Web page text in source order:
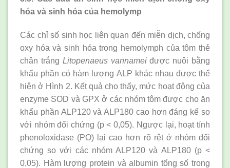
hóa và sinh hóa của hemolymp
Các chỉ số sinh học liên quan đến miễn dịch, chống
oxy hóa và sinh hóa trong hemolymph của tôm thẻ
chân trắng Litopenaeus vannameiđược nuôi bằng
khẩu phần có hàm lượng ALP khác nhau được thể
hiện ở Hình 2. Kết quả cho thấy, mức hoạt động của
enzyme SOD và GPX ở các nhóm tôm được cho ăn
khẩu phần ALP120 và ALP180 cao hơn đáng kể so
với nhóm đối chứng (p < 0,05). Ngược lại, hoạt tính
phenoloxidase (PO) lại cao hơn rõ rệt ở nhóm đối
chứng so với các nhóm ALP120 và ALP180 (p <
0,05). Hàm lượng protein và albumin tổng số trong